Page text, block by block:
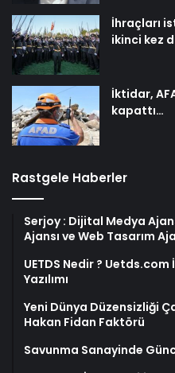
İhraçları
ikinci kez
İktidar,
kapattı…
Rastgele Haberler
Serjoy : Dijital Medya
Ajansı ve Web Tasarım
UETDS Nedir ? Uetds.com
Yazılımı
Yeni Dünya Düzensizliği
Hakan Fidan Faktörü
Savunma Sanayinde